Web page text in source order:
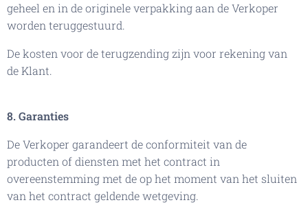
geheel en in de originele verpakking aan de Verkoper
worden teruggestuurd.
De kosten voor de terugzending zijn voor rekening van
de Klant.
8. Garanties
De Verkoper garandeert de conformiteit van de
producten of diensten met het contract in
overeenstemming met de op het moment van het sluiten
van het contract geldende wetgeving.